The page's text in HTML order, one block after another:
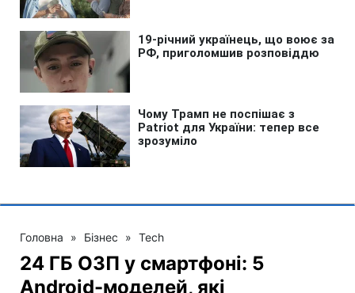
Головна » Бізнес » Tech
24 ГБ ОЗП у смартфоні: 5
Android-моделей, які